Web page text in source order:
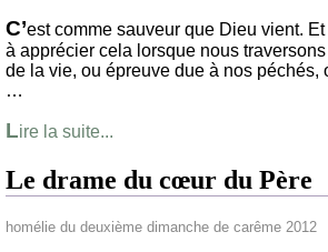
C’est comme sauveur que Dieu vient.
à apprécier cela lorsque nous
de la vie, ou épreuve due à nos péchés,
…
Lire la suite...
Le drame du cœur du Père
homélie du deuxième dimanche de carême 2012